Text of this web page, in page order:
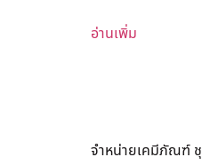
อ่านเพิ่ม
จำหน่ายเคมีภัณฑ์